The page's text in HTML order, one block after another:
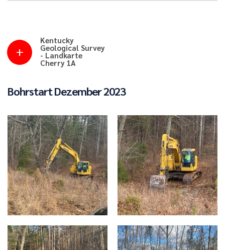
Kentucky
Geological Survey
- Landkarte
Cherry 1A
Bohrstart Dezember 2023